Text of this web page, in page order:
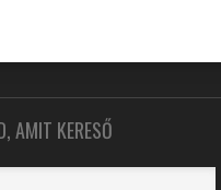
AMIT KERESŐ